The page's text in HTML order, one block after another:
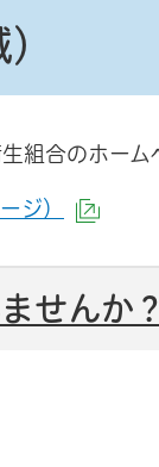
組合のホーム
ジ）
せんか？